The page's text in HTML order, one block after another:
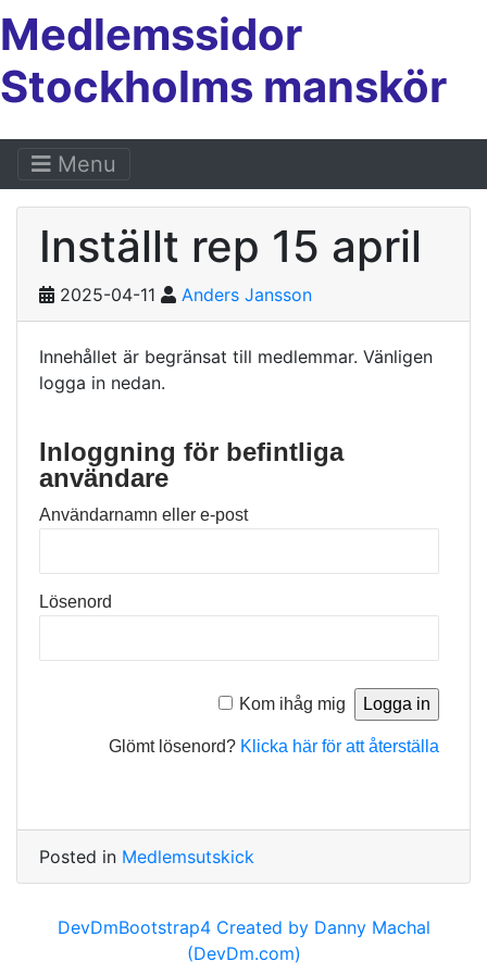
Medlemssidor
Stockholms manskör
Menu
Inställt rep 15 april
2025-04-11 Anders Jansson
Innehållet är begränsat till medlemmar. Vänligen
logga in nedan.
Inloggning för befintliga
användare
Användarnamn eller e-post
Lösenord
Kom ihåg mig
Glömt lösenord? Klicka här för att återställa
Posted in Medlemsutskick
DevDmBootstrap4 Created by Danny Machal
(DevDm.com)